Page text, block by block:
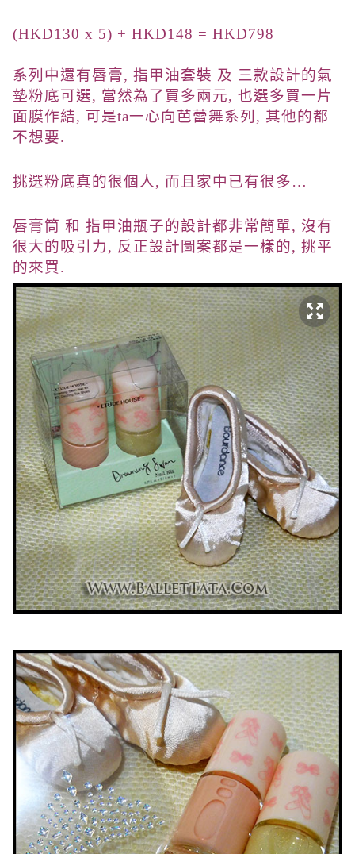
(HKD130 x 5) + HKD148 = HKD798
系列中還有唇膏, 指甲油套裝 及 三款設計的氣
墊粉底可選, 當然為了買多兩元, 也選多買一片
面膜作結, 可是ta一心向芭蕾舞系列, 其他的都
不想要.
挑選粉底真的很個人, 而且家中已有很多…
唇膏筒 和 指甲油瓶子的設計都非常簡單, 沒有
很大的吸引力, 反正設計圖案都是一樣的, 挑平
的來買.